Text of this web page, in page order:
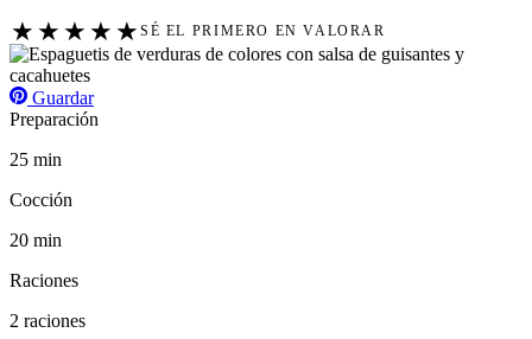
★ ★ ★ ★ ★ SÉ EL PRIMERO EN VALORAR
Guardar
Preparación
25 min
Cocción
20 min
Raciones
2 raciones